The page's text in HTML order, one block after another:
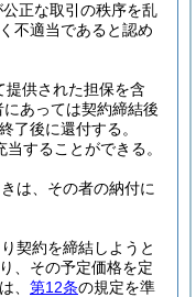
正な取引の秩序を乱
不適当であると認め
提供された担保を含
にあっては契約締結後
了後に還付する。
することができる。
は、その者の納付に
契約を締結しようと
、その予定価格を定
、 第12条の規定を準